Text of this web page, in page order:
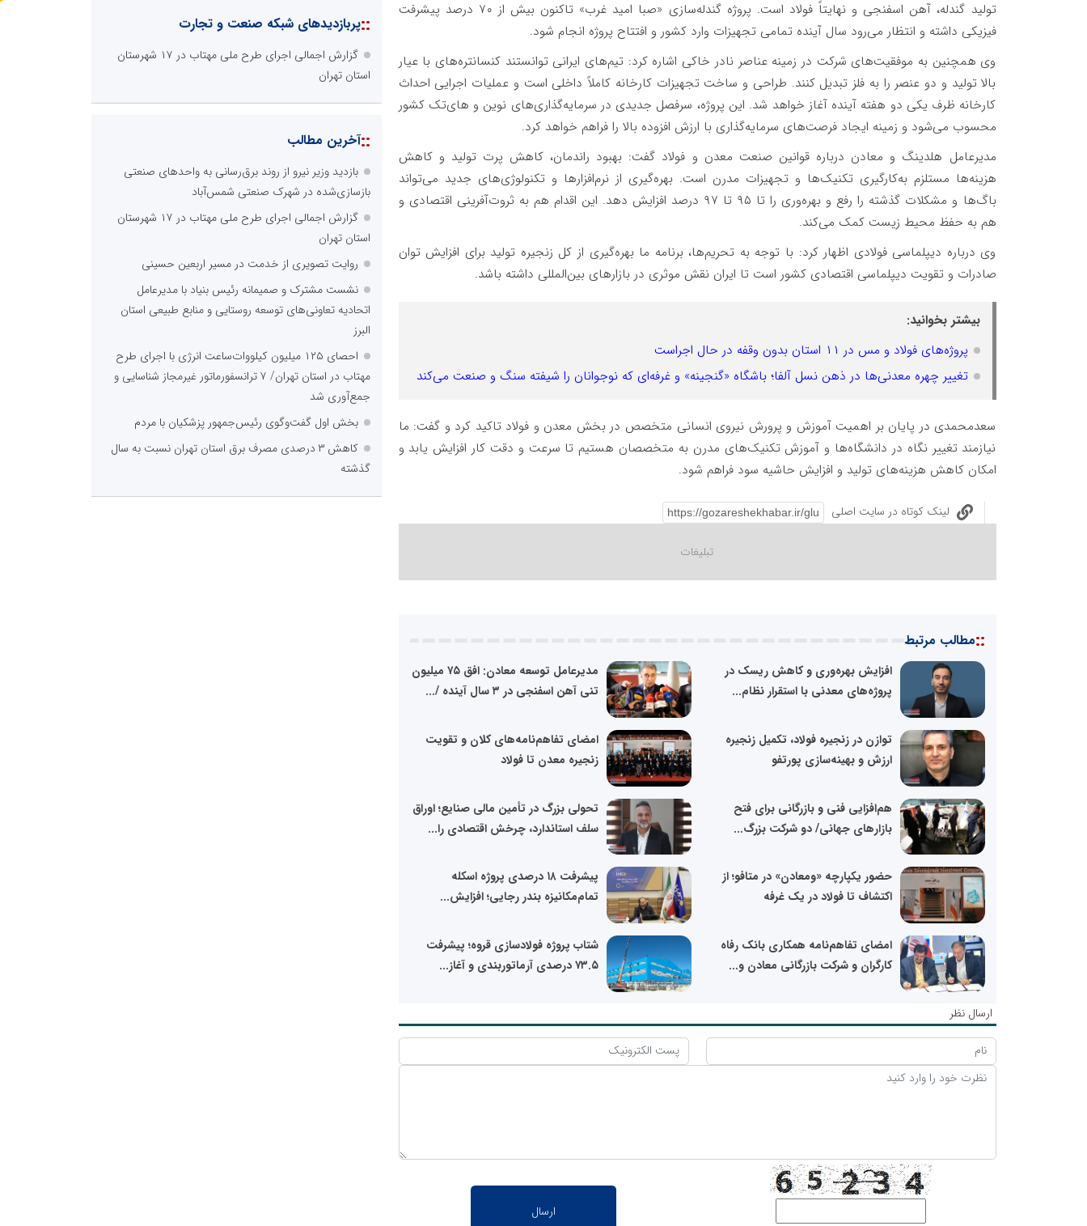
تولید گندله، آهن اسفنجی و نهایتاً فولاد است. پروژه گندله‌سازی «صبا امید غرب» تاکنون بیش از ۷۰ درصد پیشرفت
فیزیکی داشته و انتظار می‌رود سال آینده تمامی تجهیزات وارد کشور و افتتاح پروژه انجام شود.
وی همچنین به موفقیت‌های شرکت در زمینه عناصر نادر خاکی اشاره کرد: تیم‌های ایرانی توانستند کنسانتره‌های با عیار
بالا تولید و دو عنصر را به فلز تبدیل کنند. طراحی و ساخت تجهیزات کارخانه کاملاً داخلی است و عملیات اجرایی احداث
کارخانه ظرف یکی دو هفته آینده آغاز خواهد شد. این پروژه، سرفصل جدیدی در سرمایه‌گذاری‌های نوین و های‌تک کشور
محسوب می‌شود و زمینه ایجاد فرصت‌های سرمایه‌گذاری با ارزش افزوده بالا را فراهم خواهد کرد.
مدیرعامل هلدینگ و معادن درباره قوانین صنعت معدن و فولاد گفت: بهبود راندمان، کاهش پرت تولید و کاهش
هزینه‌ها مستلزم به‌کارگیری تکنیک‌ها و تجهیزات مدرن است. بهره‌گیری از نرم‌افزارها و تکنولوژی‌های جدید می‌تواند
باگ‌ها و مشکلات گذشته را رفع و بهره‌وری را تا ۹۵ تا ۹۷ درصد افزایش دهد. این اقدام هم به ثروت‌آفرینی اقتصادی و
هم به حفظ محیط زیست کمک می‌کند.
وی درباره دیپلماسی فولادی اظهار کرد: با توجه به تحریم‌ها، برنامه ما بهره‌گیری از کل زنجیره تولید برای افزایش توان
صادرات و تقویت دیپلماسی اقتصادی کشور است تا ایران نقش موثری در بازارهای بین‌المللی داشته باشد.
بیشتر بخوانید:
پروژه‌های فولاد و مس در ۱۱ استان بدون وقفه در حال اجراست
تغییر چهره معدنی‌ها در ذهن نسل آلفا؛ باشگاه «گنجینه» و غرفه‌ای که نوجوانان را شیفته سنگ و صنعت می‌کند
سعدمحمدی در پایان بر اهمیت آموزش و پرورش نیروی انسانی متخصص در بخش معدن و فولاد تاکید کرد و گفت: ما
نیازمند تغییر نگاه در دانشگاه‌ها و آموزش تکنیک‌های مدرن به متخصصان هستیم تا سرعت و دقت کار افزایش یابد و
امکان کاهش هزینه‌های تولید و افزایش حاشیه سود فراهم شود.
لینک کوتاه در سایت اصلی
::مطالب مرتبط
افزایش بهره‌وری و کاهش ریسک در
پروژه‌های معدنی با استقرار نظام...
مدیرعامل توسعه معادن: افق ۷۵ میلیون
تنی آهن اسفنجی در ۳ سال آینده /...
توازن در زنجیره فولاد، تکمیل زنجیره
ارزش و بهینه‌سازی پورتفو
امضای تفاهم‌نامه‌های کلان و تقویت
زنجیره معدن تا فولاد
هم‌افزایی فنی و بازرگانی برای فتح
بازارهای جهانی/ دو شرکت بزرگ...
تحولی بزرگ در تأمین مالی صنایع؛ اوراق
سلف استاندارد، چرخش اقتصادی را...
حضور یکپارچه «ومعادن» در متافو؛ از
اکتشاف تا فولاد در یک غرفه
پیشرفت ۱۸ درصدی پروژه اسکله
تمام‌مکانیزه بندر رجایی؛ افزایش...
امضای تفاهم‌نامه همکاری بانک رفاه
کارگران و شرکت بازرگانی معادن و...
شتاب پروژه فولادسازی قروه؛ پیشرفت
۷۳.۵ درصدی آرماتوربندی و آغاز...
ارسال نظر
::پربازدیدهای شبکه صنعت و تجارت
گزارش اجمالی اجرای طرح ملی مهتاب در ۱۷ شهرستان
استان تهران
::آخرین مطالب
بازدید وزیر نیرو از روند برق‌رسانی به واحدهای صنعتی
بازسازی‌شده در شهرک صنعتی شمس‌آباد
گزارش اجمالی اجرای طرح ملی مهتاب در ۱۷ شهرستان
استان تهران
روایت تصویری از خدمت در مسیر اربعین حسینی
نشست مشترک و صمیمانه رئیس بنیاد با مدیرعامل
اتحادیه تعاونی‌های توسعه روستایی و منابع طبیعی استان
البرز
احصای ۱۲۵ میلیون کیلووات‌ساعت انرژی با اجرای طرح
مهتاب در استان تهران/ ۷ ترانسفورماتور غیرمجاز شناسایی و
جمع‌آوری شد
بخش اول گفت‌وگوی رئیس‌جمهور پزشکیان با مردم
کاهش ۳ درصدی مصرف برق استان تهران نسبت به سال
گذشته